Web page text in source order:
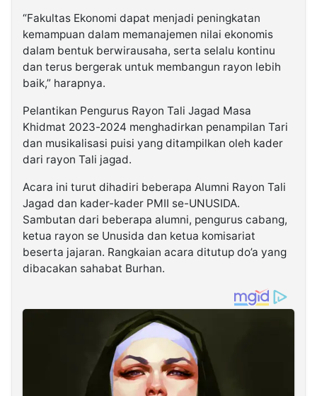
“Fakultas Ekonomi dapat menjadi peningkatan
kemampuan dalam memanajemen nilai ekonomis
dalam bentuk berwirausaha, serta selalu kontinu
dan terus bergerak untuk membangun rayon lebih
baik,” harapnya.
Pelantikan Pengurus Rayon Tali Jagad Masa
Khidmat 2023-2024 menghadirkan penampilan Tari
dan musikalisasi puisi yang ditampilkan oleh kader
dari rayon Tali jagad.
Acara ini turut dihadiri beberapa Alumni Rayon Tali
Jagad dan kader-kader PMII se-UNUSIDA.
Sambutan dari beberapa alumni, pengurus cabang,
ketua rayon se Unusida dan ketua komisariat
beserta jajaran. Rangkaian acara ditutup do’a yang
dibacakan sahabat Burhan.